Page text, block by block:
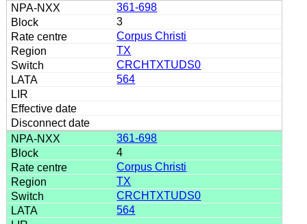
361-698
3
Corpus Christi
TX
CRCHTXTUDS0
564
361-698
4
Corpus Christi
TX
CRCHTXTUDS0
564